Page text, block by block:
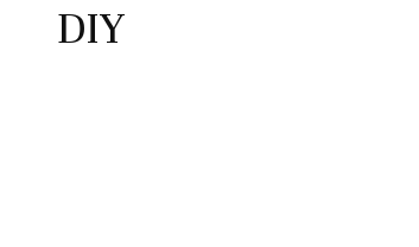
DIY